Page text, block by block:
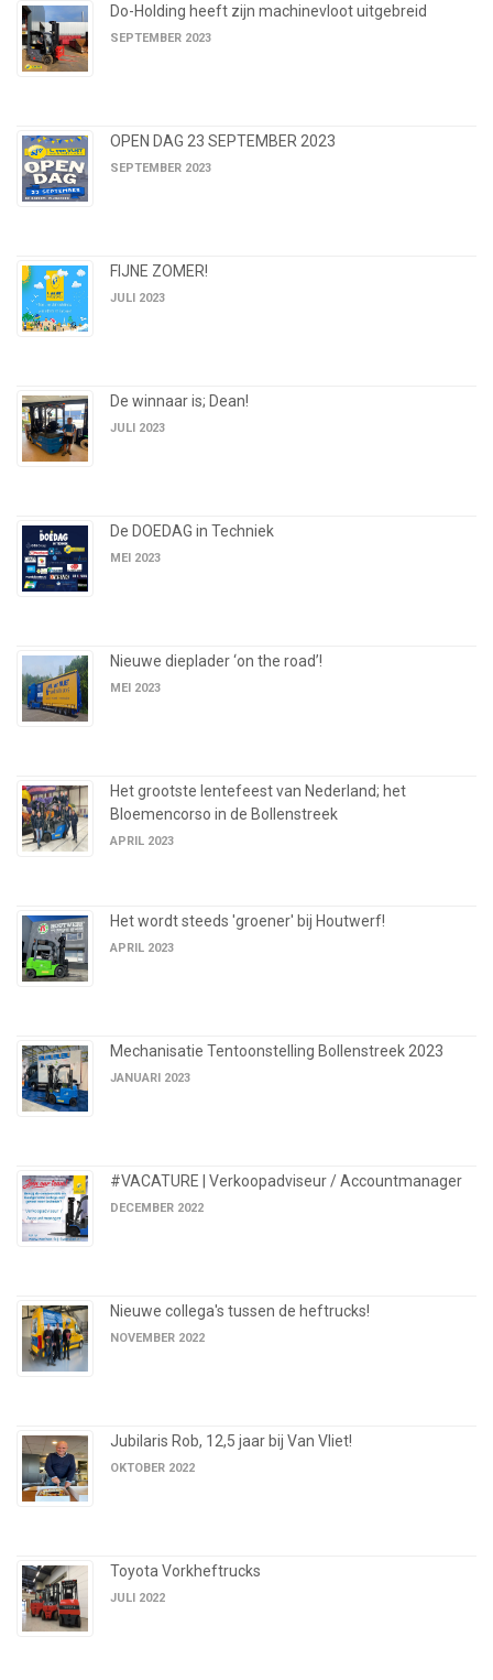
Do-Holding heeft zijn machinevloot uitgebreid
SEPTEMBER 2023
OPEN DAG 23 SEPTEMBER 2023
SEPTEMBER 2023
FIJNE ZOMER!
JULI 2023
De winnaar is; Dean!
JULI 2023
De DOEDAG in Techniek
MEI 2023
Nieuwe dieplader ‘on the road’!
MEI 2023
Het grootste lentefeest van Nederland; het
Bloemencorso in de Bollenstreek
APRIL 2023
Het wordt steeds 'groener' bij Houtwerf!
APRIL 2023
Mechanisatie Tentoonstelling Bollenstreek 2023
JANUARI 2023
#VACATURE | Verkoopadviseur / Accountmanager
DECEMBER 2022
Nieuwe collega's tussen de heftrucks!
NOVEMBER 2022
Jubilaris Rob, 12,5 jaar bij Van Vliet!
OKTOBER 2022
Toyota Vorkheftrucks
JULI 2022